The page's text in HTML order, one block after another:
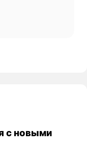
с новыми